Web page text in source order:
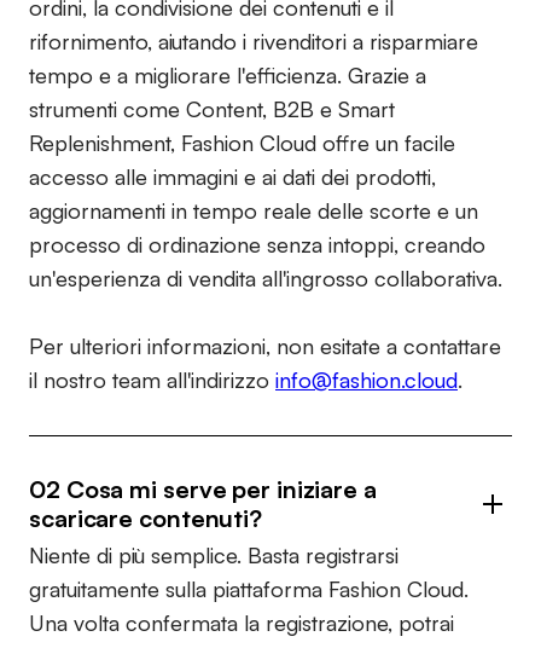
ordini, la condivisione dei contenuti e il
rifornimento, aiutando i rivenditori a risparmiare
tempo e a migliorare l'efficienza. Grazie a
strumenti come Content, B2B e Smart
Replenishment, Fashion Cloud offre un facile
accesso alle immagini e ai dati dei prodotti,
aggiornamenti in tempo reale delle scorte e un
processo di ordinazione senza intoppi, creando
un'esperienza di vendita all'ingrosso collaborativa.
Per ulteriori informazioni, non esitate a contattare
il nostro team all'indirizzo info@fashion.cloud.
02 Cosa mi serve per iniziare a
scaricare contenuti?
Niente di più semplice. Basta registrarsi
gratuitamente sulla piattaforma Fashion Cloud.
Una volta confermata la registrazione, potrai